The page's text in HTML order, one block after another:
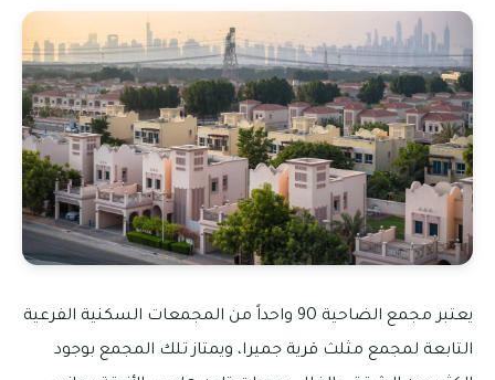
يعتبر مجمع الضاحية 9O واحداً من المجمعات السكنية الفرعية
التابعة لمجمع مثلث قرية جميرا، ويمتاز تلك المجمع بوجود